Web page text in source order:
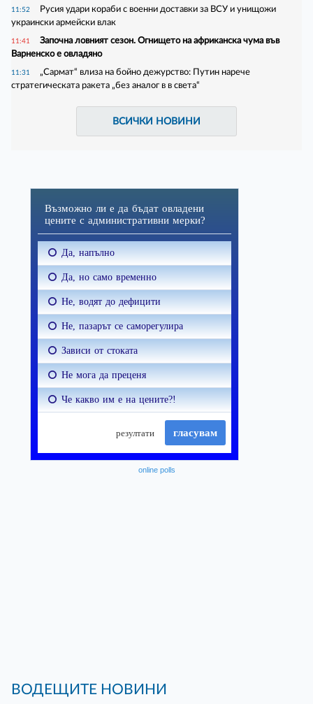
11:52
Русия удари кораби с военни доставки за ВСУ и унищожи
украински армейски влак
11:41
Започна ловният сезон. Огнището на африканска чума във
Варненско е овладяно
11:31
„Сармат“ влиза на бойно дежурство: Путин нарече
стратегическата ракета „без аналог в в света“
ВСИЧКИ НОВИНИ
online polls
ВОДЕЩИТЕ НОВИНИ